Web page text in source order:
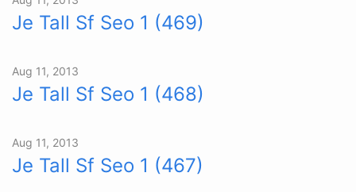
Je Tall Sf Seo 1 (469)
Aug 11, 2013
Je Tall Sf Seo 1 (468)
Aug 11, 2013
Je Tall Sf Seo 1 (467)